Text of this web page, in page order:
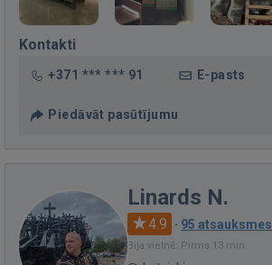
Kontakti
+371 *** *** 91 E-pasts
Piedāvāt pasūtījumu
Linards N.
4.9 · 95 atsauksmes
Bija vietnē: Pirms 13 min.